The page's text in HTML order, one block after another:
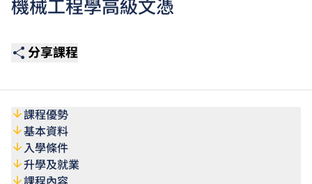
機械工程學高級文憑
分享課程
課程優勢
基本資料
入學條件
升學及就業